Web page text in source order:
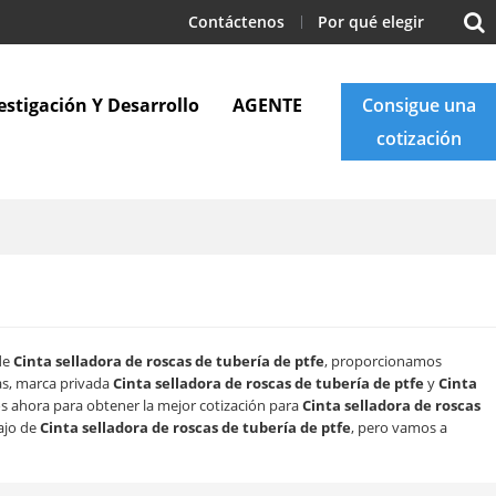
Contáctenos Por qué elegir
Y Desarrollo AGENTE
Consigue una
cotización
Cinta selladora de roscas de tubería de ptfe, proporcionamos
marca privadaCinta selladora de roscas de tubería de ptfeyCinta
ahora para obtener la mejor cotización paraCinta selladora de roscas
deCinta selladora de roscas de tubería de ptfe, pero vamos a